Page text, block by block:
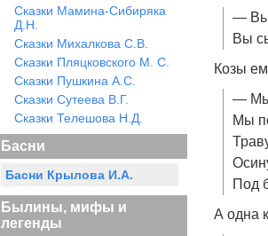
Сказки Мамина-Сибиряка
Д.Н.
Сказки Михалкова С.В.
Сказки Пляцковского М. С.
Сказки Пушкина А.С.
Сказки Сутеева В.Г.
Сказки Телешова Н.Д.
Басни
Басни Крылова И.А.
Былины, мифы и
легенды
—
Вы
Козы
— Мы
Мы
Под
А одна